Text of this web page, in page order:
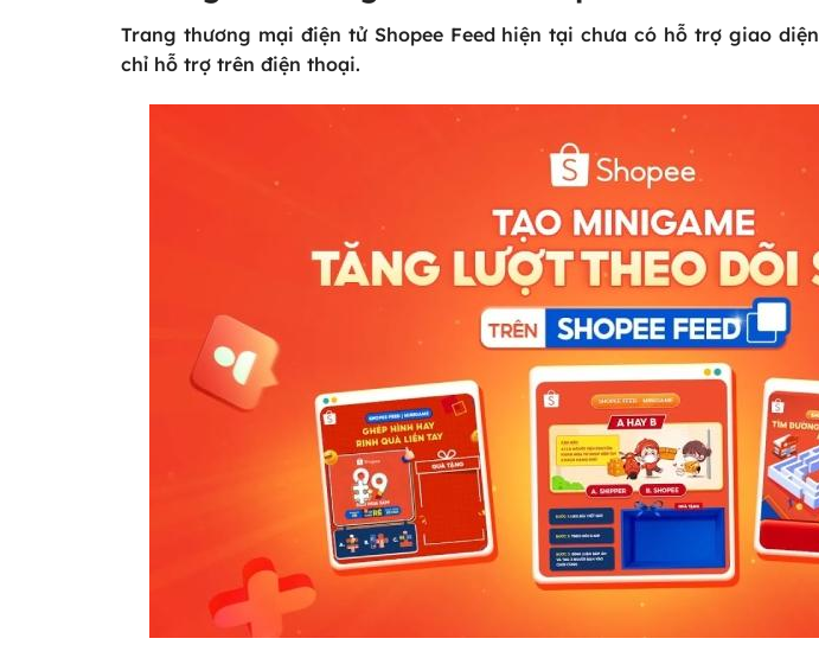
Trang thương mại điện tử Shopee Feed hiện tại chưa có hỗ trợ giao
chỉ hỗ trợ trên điện thoại.